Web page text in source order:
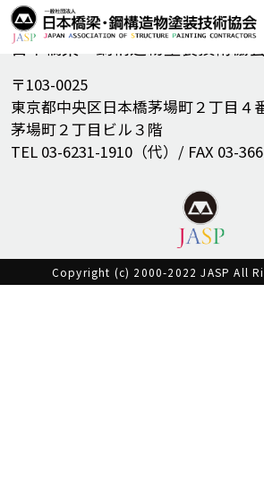
一般社団法人
日本橋梁・鋼構造物塗装技術協会
〒103-0025
東京都中央区日本橋茅場町２丁目４
茅場町２丁目ビル３階
TEL 03-6231-1910（代）/ FAX 03-
Copyright (c) 2000-2022 JASP All